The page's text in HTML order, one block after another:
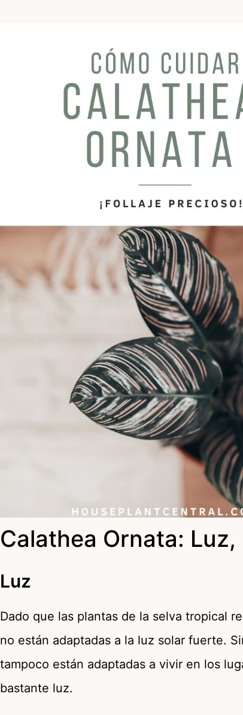
Calathea Ornata:
Luz
Dado que las plantas de la selva tropical
no están adaptadas a la luz solar fuerte.
tampoco están adaptadas a vivir en los
bastante luz.